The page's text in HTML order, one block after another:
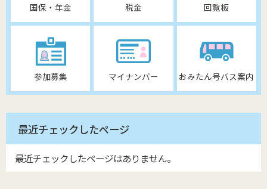
国保・年金 税金 回覧板
参加募集 マイナンバー おみたん号バス案内
最近チェックしたページ
最近チェックしたページはありません。